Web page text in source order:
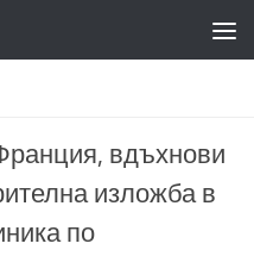
вдъхнови
изложба в
по